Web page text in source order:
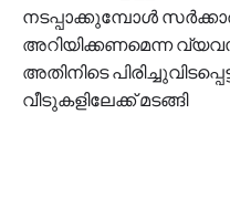
നടപ്പാക്കുമ്പോൾ
അറിയിക്കണമെന്ന വ്യവസ്ഥ
അതിനിടെ
വീടുകളിലേക്ക് മടങ്ങി